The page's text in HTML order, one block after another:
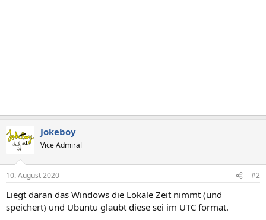
Jokeboy
Vice Admiral
10. August 2020 #2
Liegt daran das Windows die Lokale Zeit nimmt (und
speichert) und Ubuntu glaubt diese sei im UTC format.